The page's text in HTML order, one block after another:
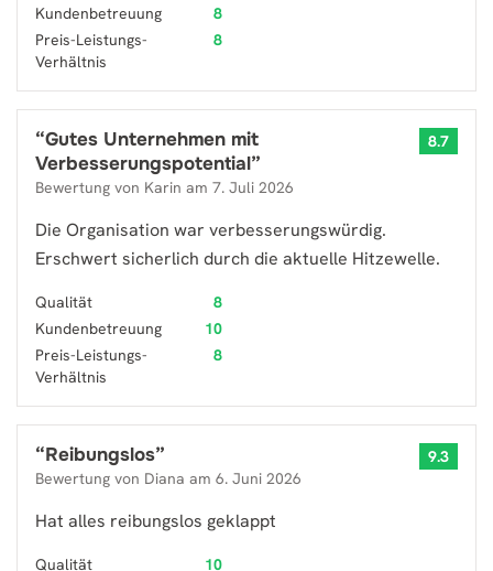
Kundenbetreuung
8
Preis-Leistungs-
Verhältnis
8
“Gutes Unternehmen mit
Verbesserungspotential”
Bewertung von Karin am 7. Juli 2026
8.7
Die Organisation war verbesserungswürdig.
Erschwert sicherlich durch die aktuelle Hitzewelle.
Qualität
8
Kundenbetreuung
10
Preis-Leistungs-
Verhältnis
8
“Reibungslos”
Bewertung von Diana am 6. Juni 2026
9.3
Hat alles reibungslos geklappt
Qualität
10